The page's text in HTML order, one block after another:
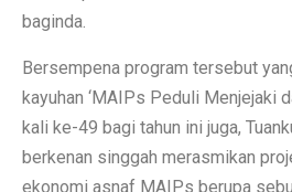
baginda.
Bersempena program tersebut
kayuhan ‘MAIPs Peduli Menjejaki
kali ke-49 bagi tahun ini juga,
berkenan singgah merasmikan
ekonomi asnaf MAIPs berupa